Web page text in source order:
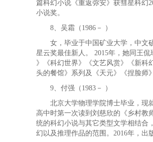
篇科幻小说《重返弥安》获彗星科幻
小说奖。
8、吴霜（1986－ ）
女，毕业于中国矿业大学，中文硕
星云奖最佳新人。 2015年，她同王
》《科幻世界》《文艺风赏》《新科
头的餐馆》系列及《天元》《捏脸师
9、付强（1983－ ）
北京大学物理学院博士毕业，现就
高中时第一次读到刘慈欣的《乡村教
统的科幻小说与其它类型文学相结合
幻以及推理作品的范围。2016年，出